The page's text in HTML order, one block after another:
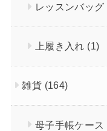
レッスンバッグ
上履き入れ (1)
雑貨 (164)
母子手帳ケース